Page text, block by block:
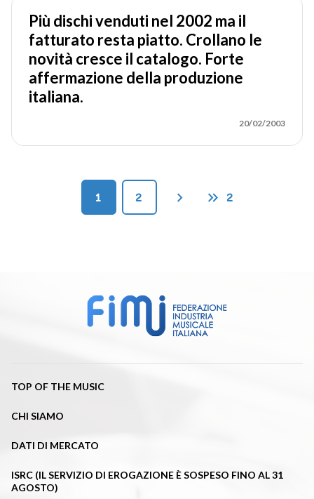
Più dischi venduti nel 2002 ma il
fatturato resta piatto. Crollano le
novità cresce il catalogo. Forte
affermazione della produzione
italiana.
20/02/2003
1 2 chevron_right keyboard_double_arrow_right 2
TOP OF THE MUSIC
CHI SIAMO
DATI DI MERCATO
ISRC (IL SERVIZIO DI EROGAZIONE È SOSPESO FINO AL 31
AGOSTO)